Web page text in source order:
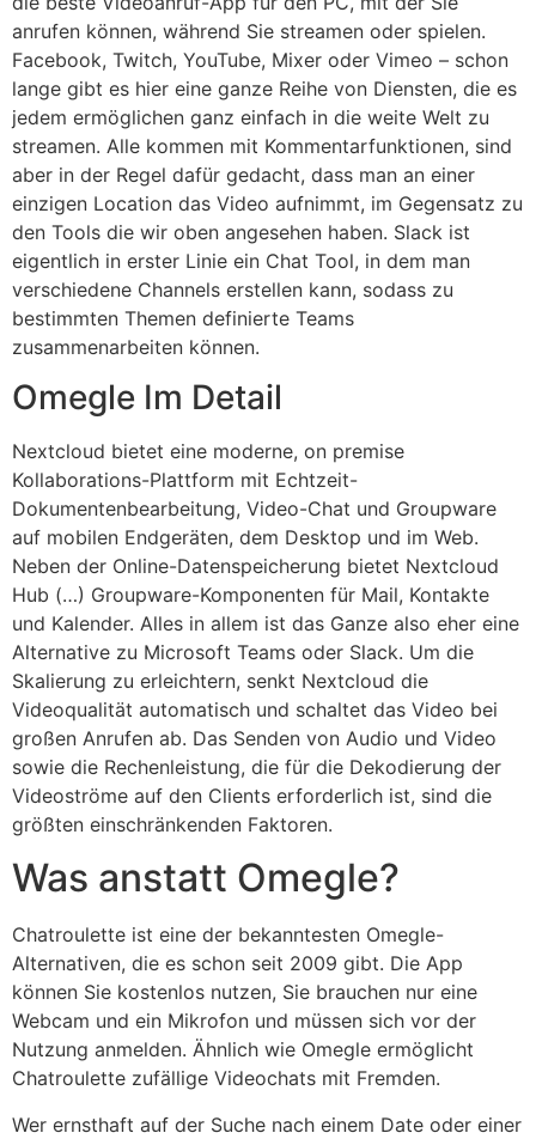
anrufen können, während Sie streamen oder spielen.
Facebook, Twitch, YouTube, Mixer oder Vimeo – schon
lange gibt es hier eine ganze Reihe von Diensten, die es
jedem ermöglichen ganz einfach in die weite Welt zu
streamen. Alle kommen mit Kommentarfunktionen, sind
aber in der Regel dafür gedacht, dass man an einer
einzigen Location das Video aufnimmt, im Gegensatz zu
den Tools die wir oben angesehen haben. Slack ist
eigentlich in erster Linie ein Chat Tool, in dem man
verschiedene Channels erstellen kann, sodass zu
bestimmten Themen definierte Teams
zusammenarbeiten können.
Omegle Im Detail
Nextcloud bietet eine moderne, on premise
Kollaborations-Plattform mit Echtzeit-
Dokumentenbearbeitung, Video-Chat und Groupware
auf mobilen Endgeräten, dem Desktop und im Web.
Neben der Online-Datenspeicherung bietet Nextcloud
Hub (…) Groupware-Komponenten für Mail, Kontakte
und Kalender. Alles in allem ist das Ganze also eher eine
Alternative zu Microsoft Teams oder Slack. Um die
Skalierung zu erleichtern, senkt Nextcloud die
Videoqualität automatisch und schaltet das Video bei
großen Anrufen ab. Das Senden von Audio und Video
sowie die Rechenleistung, die für die Dekodierung der
Videoströme auf den Clients erforderlich ist, sind die
größten einschränkenden Faktoren.
Was anstatt Omegle?
Chatroulette ist eine der bekanntesten Omegle-
Alternativen, die es schon seit 2009 gibt. Die App
können Sie kostenlos nutzen, Sie brauchen nur eine
Webcam und ein Mikrofon und müssen sich vor der
Nutzung anmelden. Ähnlich wie Omegle ermöglicht
Chatroulette zufällige Videochats mit Fremden.
Wer ernsthaft auf der Suche nach einem Date oder einer